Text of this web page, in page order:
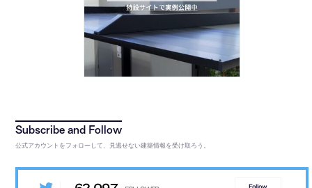
公式アカウントをフォローして、見逃せない建築情報を受け取ろう。
Follow